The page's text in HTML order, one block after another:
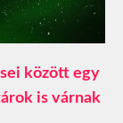
között egy
is várnak